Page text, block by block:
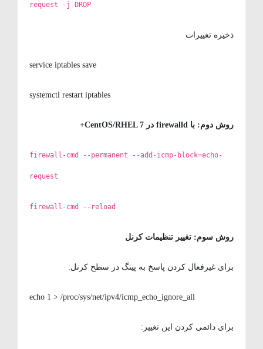
request -j DROP
ذخیره تغییرات
service iptables save
systemctl restart iptables
روش دوم: باfirewalld در CentOS/RHEL 7+
firewall-cmd --permanent --add-icmp-block=echo-
request
firewall-cmd --reload
روش سوم: تغییر تنظیمات کرنل
برای غیرفعال کردن پاسخ به پینگ در سطح کرنل:
echo 1 > /proc/sys/net/ipv4/icmp_echo_ignore_all
برای دائمی کردن این تغییر: